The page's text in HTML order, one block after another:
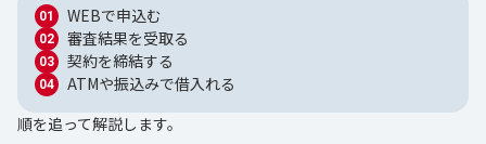
WEBで申込む
審査結果を受取る
契約を締結する
ATMや振込みで借入れる
順を追って解説します。